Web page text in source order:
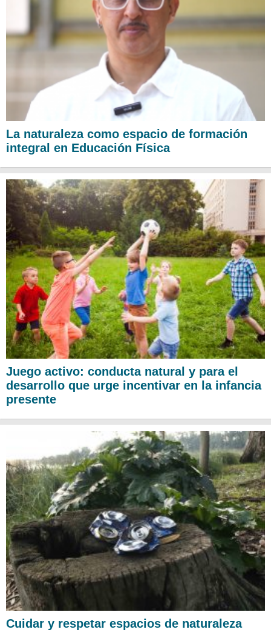
La naturaleza como espacio de formación
integral en Educación Física
Juego activo: conducta natural y para el
desarrollo que urge incentivar en la infancia
presente
Cuidar y respetar espacios de naturaleza